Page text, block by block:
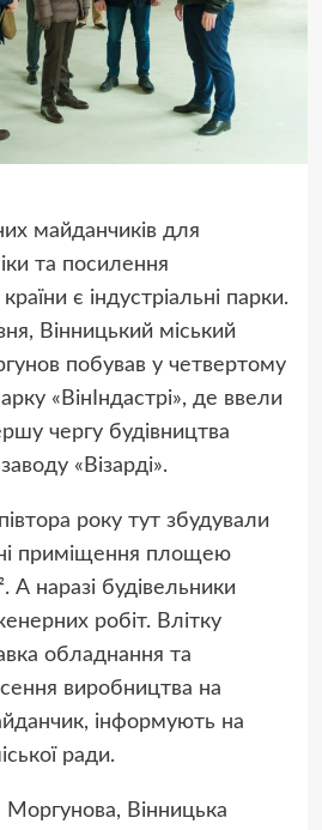
майданчиків для
та посилення
є індустріальні парки.
Вінницький міський
побував у четвертому
«ВінІндастрі», де ввели
чергу будівництва
«Візарді».
року тут збудували
приміщення площею
наразі будівельники
робіт. Влітку
обладнання та
виробництва на
інформують на
ради.
Моргунова, Вінницька